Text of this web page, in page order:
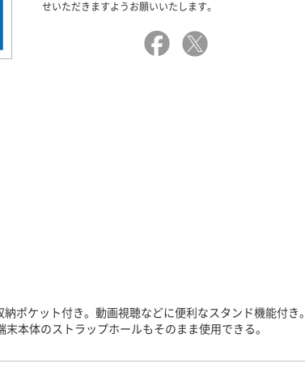
せいただきますようお願いいたします。
ポケット付き。動画視聴などに便利なスタンド機能付き。
本体のストラップホールもそのまま使用できる。